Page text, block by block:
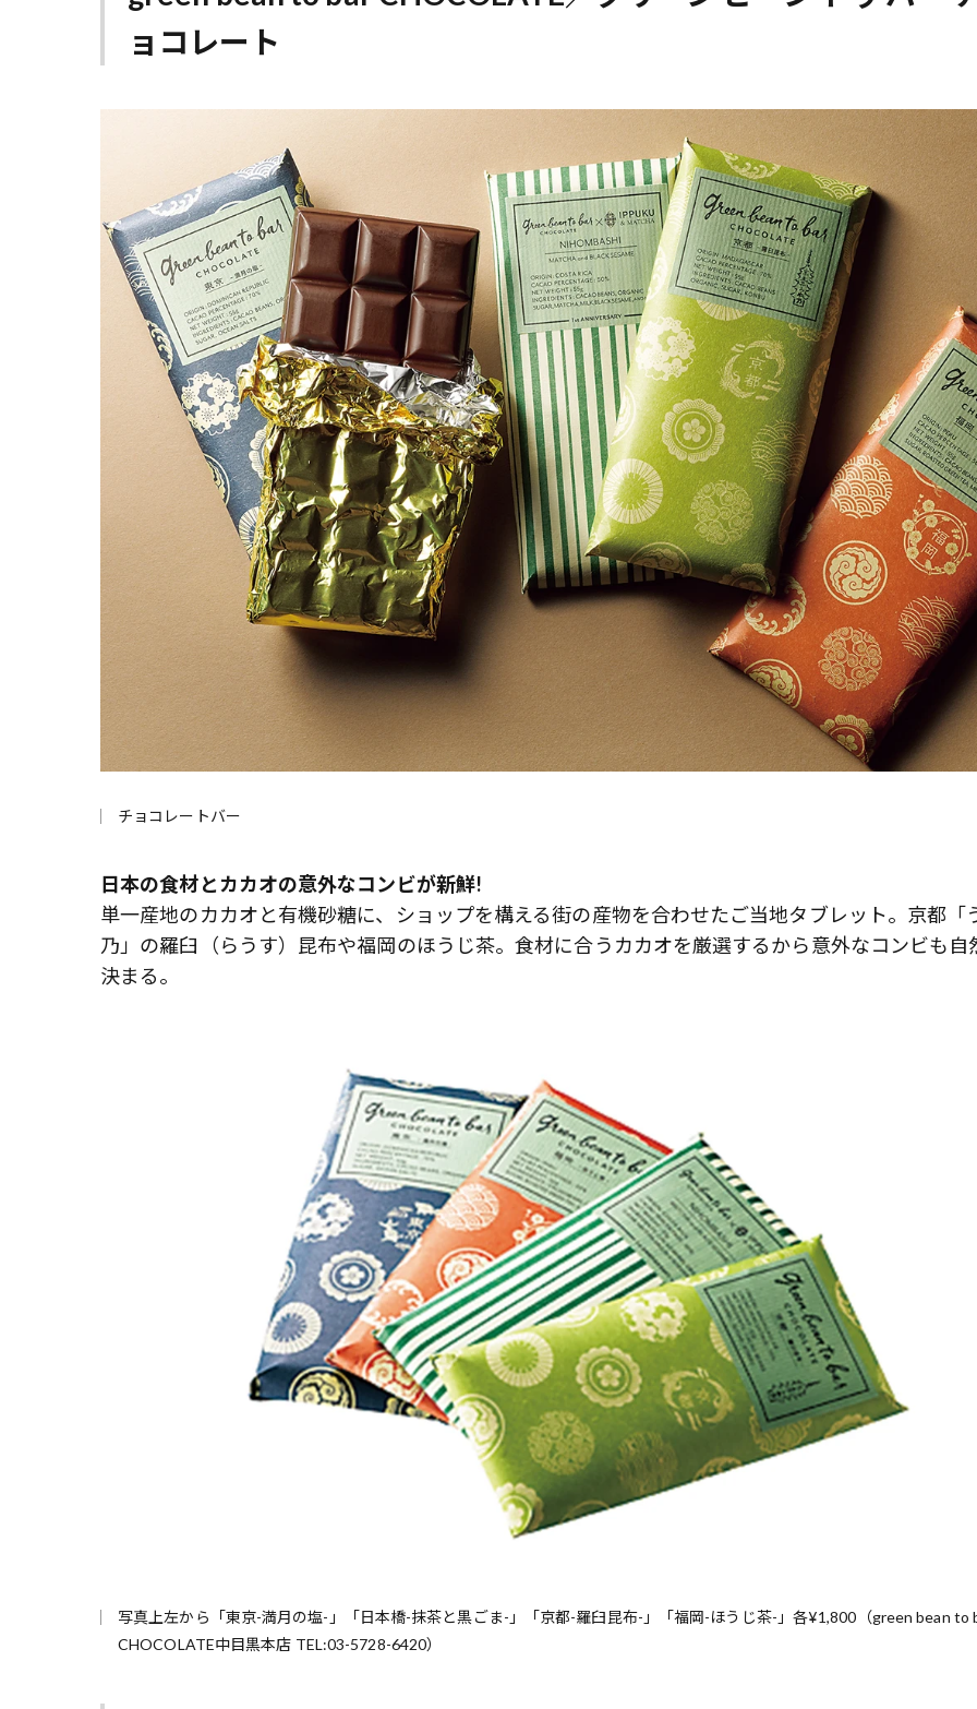
ョコレート
チョコレートバー
日本の食材とカカオの意外なコンビが新鮮!
単一産地のカカオと有機砂糖に、ショップを構える街の産物を合わせたご当地タブレット。京都「
乃」の羅臼（らうす）昆布や福岡のほうじ茶。食材に合うカカオを厳選するから意外なコンビも自
決まる。
写真上左から「東京-満月の塩-」「日本橋-抹茶と黒ごま-」「京都-羅臼昆布-」「福岡-ほうじ茶-」各¥1,800（green bean to
CHOCOLATE中目黒本店 TEL:03-5728-6420）